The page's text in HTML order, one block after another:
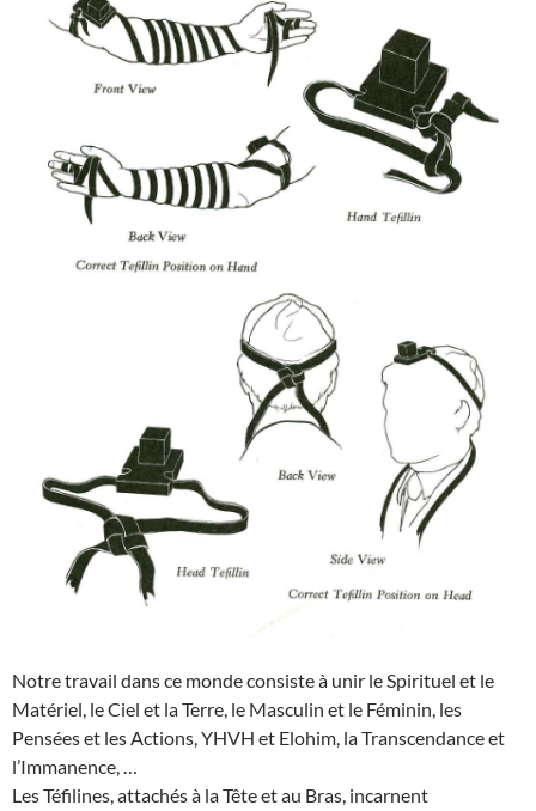
Notre travail dans ce monde consiste à unir le Spirituel et le
Matériel, le Ciel et la Terre, le Masculin et le Féminin, les
Pensées et les Actions, YHVH et Elohim, la Transcendance et
l’Immanence, …
Les Téfilines, attachés à la Tête et au Bras, incarnent